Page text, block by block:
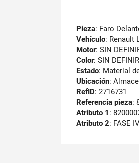
Pieza: Faro
Vehículo: Renault
Motor: SIN
Color: SIN DEFINIR
Estado: Material
Ubicación:
RefID: 2716731
Referencia pieza:
Atributo 1 :
Atributo 2: FASE